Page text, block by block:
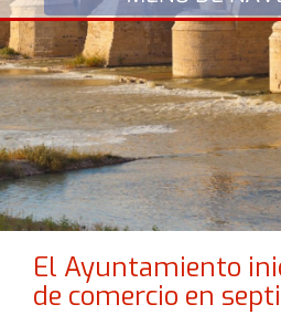
El Ayuntamiento
de comercio en